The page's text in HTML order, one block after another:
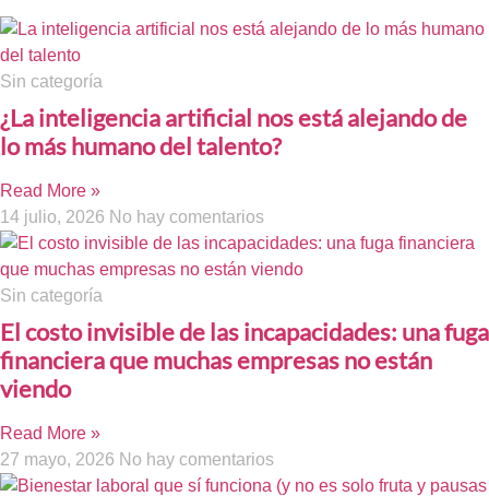
Sin categoría
¿La inteligencia artificial nos está alejando de
lo más humano del talento?
Read More »
14 julio, 2026 No hay comentarios
Sin categoría
El costo invisible de las incapacidades: una fuga
financiera que muchas empresas no están
viendo
Read More »
27 mayo, 2026 No hay comentarios